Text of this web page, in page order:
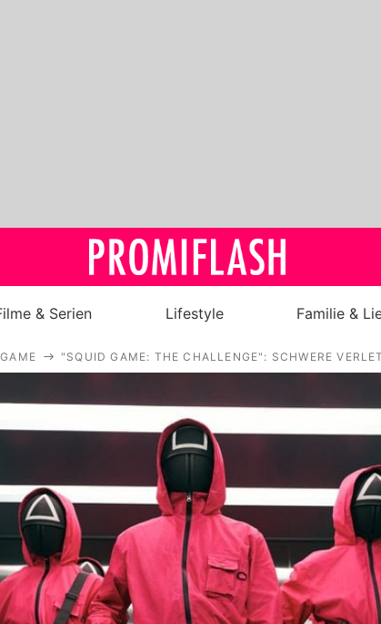
Royals
Filme & Serien
Lifestyle
Familie & Liebe
Promiflash Exklusiv
Alle Themen auf Promiflash
& Serien Lifestyle Familie &
"SQUID GAME: THE CHALLENGE": SCHWERE